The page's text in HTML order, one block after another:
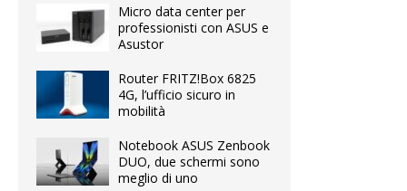
Micro data center per
professionisti con ASUS e
Asustor
Router FRITZ!Box 6825
4G, l’ufficio sicuro in
mobilità
Notebook ASUS Zenbook
DUO, due schermi sono
meglio di uno